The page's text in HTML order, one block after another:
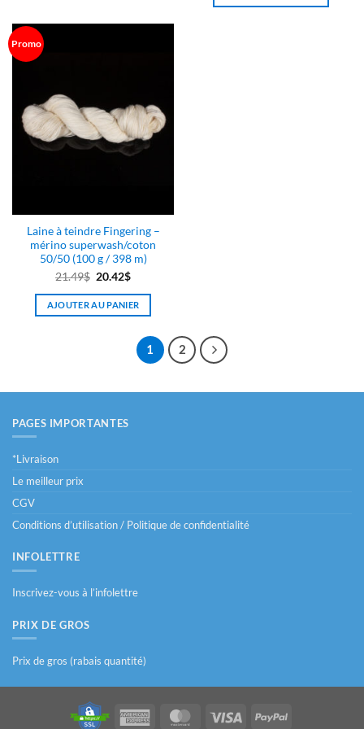
Promo
Laine à teindre Fingering –
mérino superwash/coton
50/50 (100 g / 398 m)
21.49$ Le
prix
initial
20.42$Le
prix
actuel
20.42$.
AJOUTER AU PANIER
1 2
PAGES IMPORTANTES
*Livraison
Le meilleur prix
CGV
Conditions d’utilisation / Politique de confidentialité
INFOLETTRE
Inscrivez-vous à l’infolettre
PRIX DE GROS
Prix de gros (rabais quantité)
American
MasterCardVisa PayPal